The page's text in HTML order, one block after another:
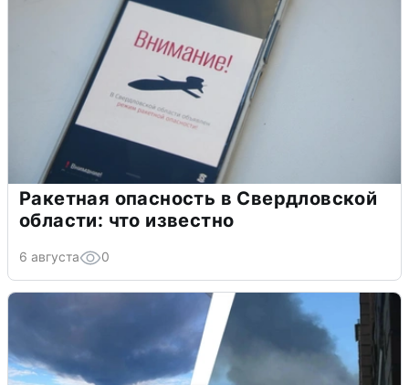
Ракетная опасность в Свердловской
области: что известно
6 августа 0